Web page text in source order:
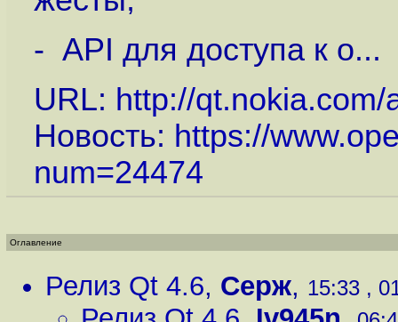
- API для доступа к о...
URL: http://
Новость: https://
num=24474
Оглавление
Релиз Qt 4.6, Серж, 15:33 ,